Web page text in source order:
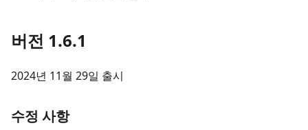
버전 1.6.1
2024년 11월 29일 출시
수정 사항